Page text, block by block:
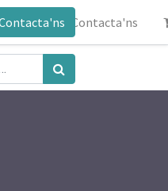
Blog Contacta'ns